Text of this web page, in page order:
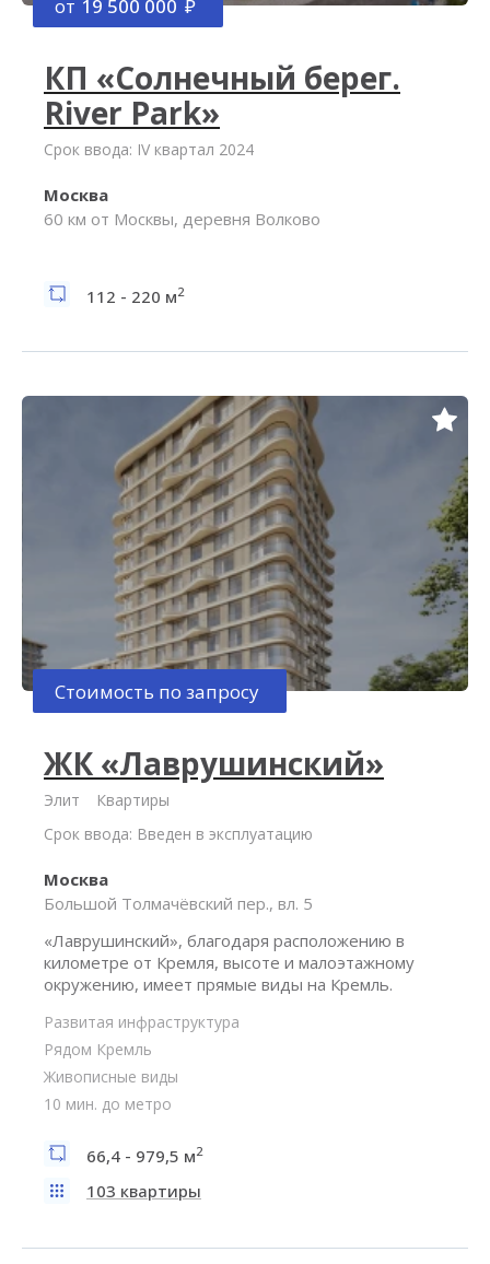
от 19 500 000
КП «Солнечный берег.
River Park»
Срок ввода: IV квартал 2024
Москва
60 км от Москвы, деревня Волково
112 - 220 м2
Стоимость по запросу
ЖК «Лаврушинский»
Элит
Квартиры
Срок ввода: Введен в эксплуатацию
Москва
Большой Толмачёвский пер., вл. 5
«Лаврушинский», благодаря расположению в
километре от Кремля, высоте и малоэтажному
окружению, имеет прямые виды на Кремль.
Развитая инфраструктура
Рядом Кремль
Живописные виды
10 мин. до метро
66,4 - 979,5 м2
103 квартиры